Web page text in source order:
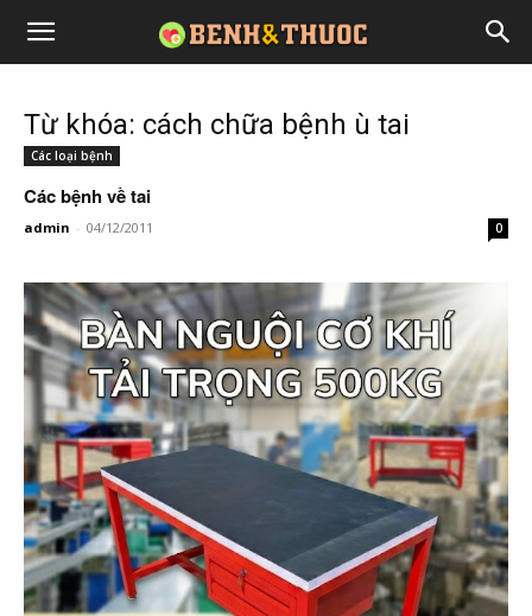
Từ khóa: cách chữa bệnh ù tai
Các loại bệnh
Các bệnh về tai
admin - 04/12/2011 0